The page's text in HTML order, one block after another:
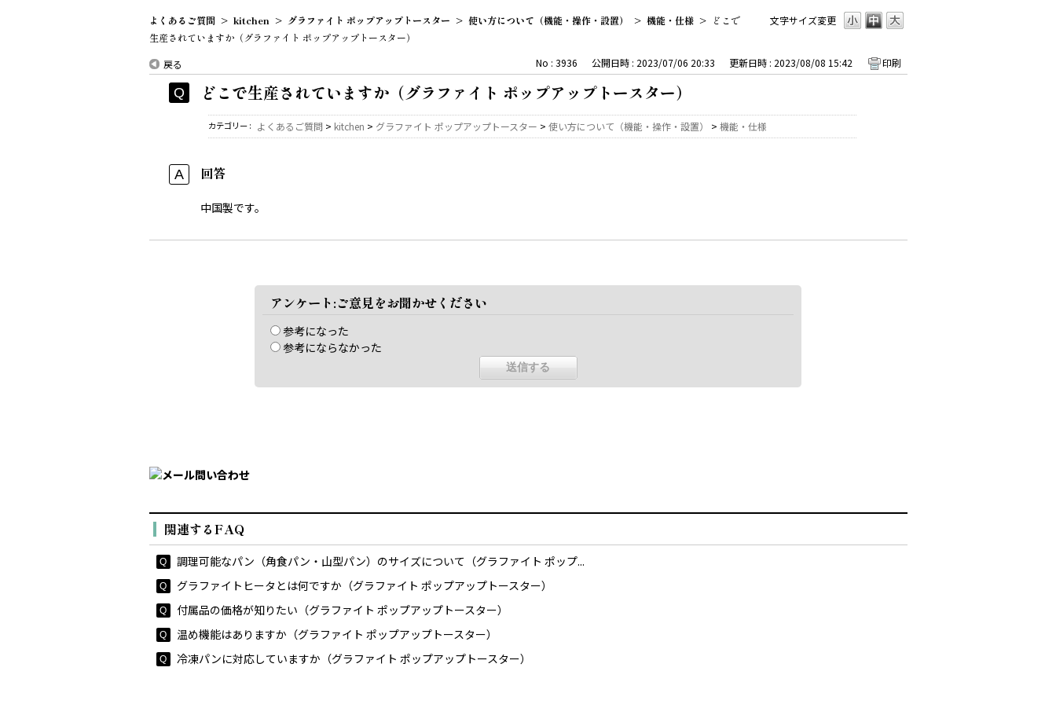
文字サイズ変更
よくあるご質問 > kitchen > グラファイト ポップアップトースター > 使い方について（機能・操作・設置） > 機能・仕様 > どこで
生産されていますか（グラファイト ポップアップトースター）
戻る
No : 3936 公開日時 : 2023/07/06 20:33 更新日時 : 2023/08/08 15:42 印刷
どこで生産されていますか（グラファイト ポップアップトースター）
カテゴリー : よくあるご質問 > kitchen > グラファイト ポップアップトースター > 使い方について（機能・操作・設置） > 機能・仕様
回答
中国製です。
アンケート:ご意見をお聞かせください
参考になった
参考にならなかった
関連するFAQ
調理可能なパン（角食パン・山型パン）のサイズについて（グラファイト ポップ...
グラファイトヒータとは何ですか（グラファイト ポップアップトースター）
付属品の価格が知りたい（グラファイト ポップアップトースター）
温め機能はありますか（グラファイト ポップアップトースター）
冷凍パンに対応していますか（グラファイト ポップアップトースター）